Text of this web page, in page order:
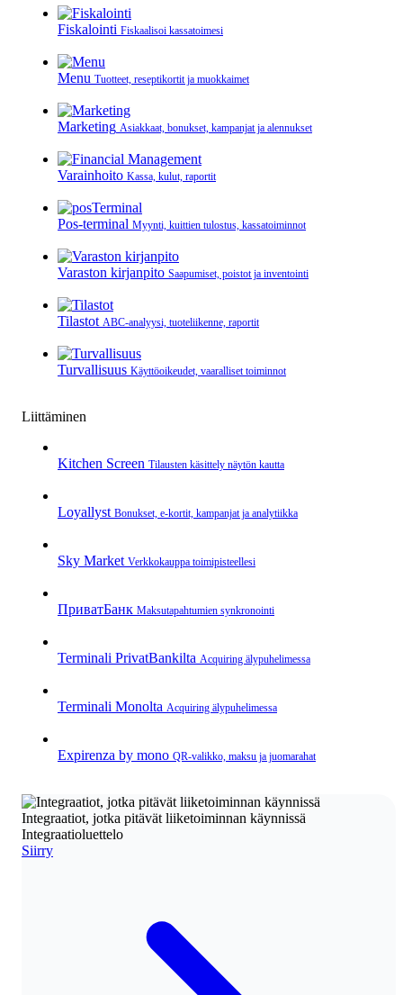
Fiskalointi Fiskaalisoi kassatoimesi
Menu Tuotteet, reseptikortit ja muokkaimet
Marketing Asiakkaat, bonukset, kampanjat ja alennukset
Varainhoito Kassa, kulut, raportit
Pos-terminal Myynti, kuittien tulostus, kassatoiminnot
Varaston kirjanpito Saapumiset, poistot ja inventointi
Tilastot ABC-analyysi, tuoteliikenne, raportit
Turvallisuus Käyttöoikeudet, vaaralliset toiminnot
Liittäminen
Kitchen Screen Tilausten käsittely näytön kautta
Loyallyst Bonukset, e‑kortit, kampanjat ja analytiikka
Sky Market Verkkokauppa toimipisteellesi
ПриватБанк Maksutapahtumien synkronointi
Terminali PrivatBankilta Acquiring älypuhelimessa
Terminali Monolta Acquiring älypuhelimessa
Expirenza by mono QR‑valikko, maksu ja juomarahat
Integraatiot, jotka pitävät liiketoiminnan käynnissä
Integraatioluettelo
Siirry